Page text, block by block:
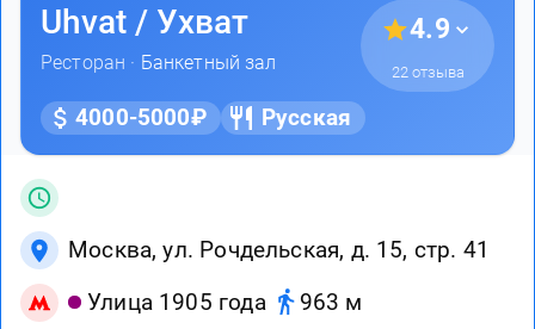
Uhvat / Ухват
Ресторан · Банкетный зал
4.9
22 отзыва
4000-5000₽ Русская
Москва, ул. Рочдельская, д. 15, стр. 41
Улица 1905 года
963 м